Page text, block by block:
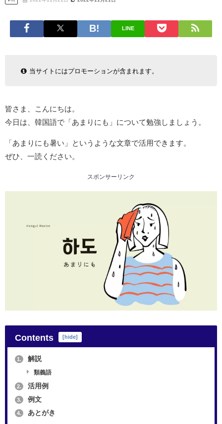
LINE
当サイトにはプロモーションが含まれます。
皆さま、こんにちは。
今日は、韓国語で「あまりにも」について勉強しましょう。
「あまりにも暑い」というような文章で活用できます。
ぜひ、一読ください。
スポンサーリンク
Contents [hide]
1. 解説
類義語
2. 活用例
3. 例文
4. あとがき